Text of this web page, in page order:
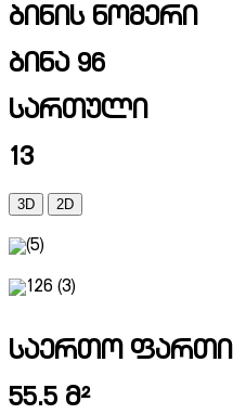
ბინის ნომერი
ბინა 96
სართული
13
3D 2D
საერთო ფართი
55.5 მ²